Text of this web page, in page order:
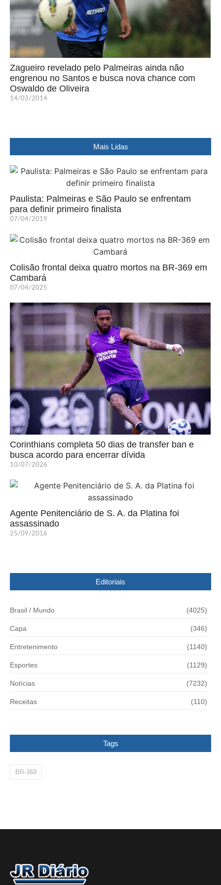
Zagueiro revelado pelo Palmeiras ainda não
engrenou no Santos e busca nova chance com
Oswaldo de Oliveira
14/03/2014
Mais Lidas
Paulista: Palmeiras e São Paulo se enfrentam
para definir primeiro finalista
07/04/2019
Colisão frontal deixa quatro mortos na BR-369 em
Cambará
07/04/2025
Corinthians completa 50 dias de transfer ban e
busca acordo para encerrar dívida
10/07/2026
Agente Penitenciário de S. A. da Platina foi
assassinado
25/09/2016
Editoriais
Brasil / Mundo (4025)
Capa (346)
Entretenimento (1140)
Esportes (1129)
Notícias (7232)
Receitas (110)
Tags
BR-369